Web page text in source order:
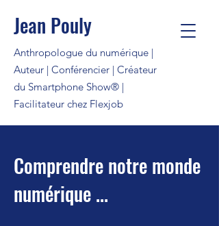
Jean Pouly
Anthropologue du numérique |
Auteur | Conférencier | Créateur
du Smartphone Show® |
Facilitateur chez Flexjob
Comprendre notre monde
numérique ...